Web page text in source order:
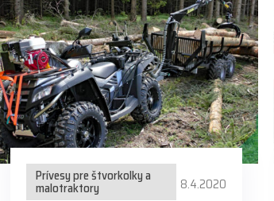
Prívesy pre štvorkolky a
malotraktory 8.4.2020